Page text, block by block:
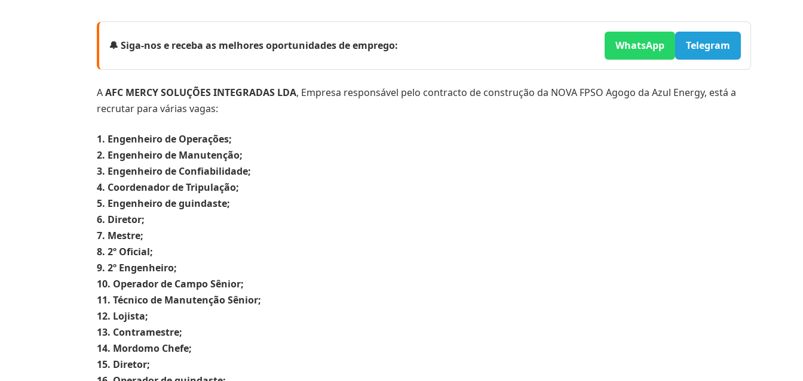
🔔 Siga-nos e receba as melhores oportunidades de emprego: WhatsApp Telegram
AAFC MERCY SOLUÇÕES INTEGRADAS LDA, Empresa responsável pelo contracto de construção da NOVA FPSO Agogo da Azul Energy, está a
recrutar para várias vagas:
1. Engenheiro de Operações;
2. Engenheiro de Manutenção;
3. Engenheiro de Confiabilidade;
4. Coordenador de Tripulação;
5. Engenheiro de guindaste;
6. Diretor;
7. Mestre;
8. 2º Oficial;
9. 2º Engenheiro;
10. Operador de Campo Sênior;
11. Técnico de Manutenção Sênior;
12. Lojista;
13. Contramestre;
14. Mordomo Chefe;
15. Diretor;